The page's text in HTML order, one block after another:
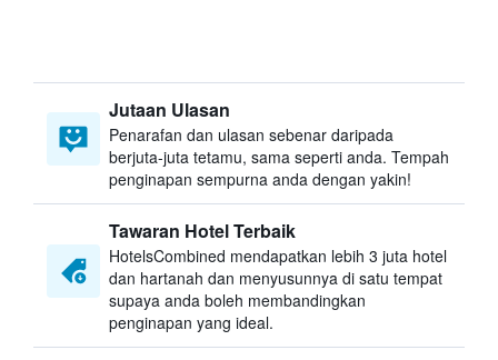
Jutaan Ulasan
Penarafan dan ulasan sebenar daripada
berjuta-juta tetamu, sama seperti anda. Tempah
penginapan sempurna anda dengan yakin!
Tawaran Hotel Terbaik
HotelsCombined mendapatkan lebih 3 juta hotel
dan hartanah dan menyusunnya di satu tempat
supaya anda boleh membandingkan
penginapan yang ideal.